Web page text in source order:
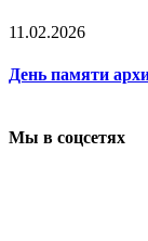
11.02.2026
День памяти
Мы в соцсетях